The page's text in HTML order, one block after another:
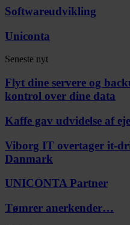
Softwareudvikling
Uniconta
Seneste nyt
Flyt dine servere og
kontrol over dine data
Kaffe gav udvidelse af
Viborg IT overtager it-
Danmark
UNICONTA Partner
Tømrer anerkender…